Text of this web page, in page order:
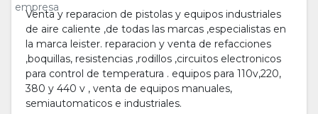
empresa
Venta y reparacion de pistolas y equipos industriales
de aire caliente ,de todas las marcas ,especialistas en
la marca leister. reparacion y venta de refacciones
,boquillas, resistencias ,rodillos ,circuitos electronicos
para control de temperatura . equipos para 110v,220,
380 y 440 v , venta de equipos manuales,
semiautomaticos e industriales.